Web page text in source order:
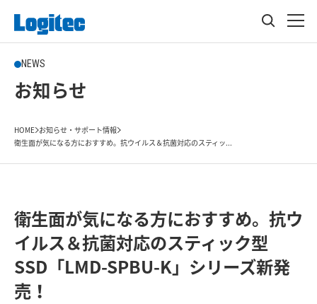
NEWS
お知らせ
HOME お知らせ・サポート情報
衛生面が気になる方におすすめ。抗ウイルス＆抗菌対応のスティッ...
衛生面が気になる方におすすめ。抗ウ
イルス＆抗菌対応のスティック型
SSD「LMD-SPBU-K」シリーズ新発
売！